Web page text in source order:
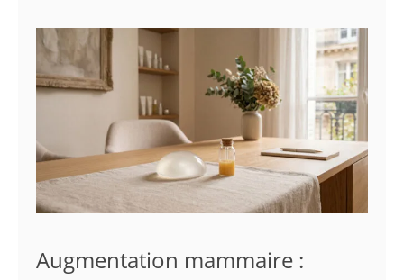
Augmentation mammaire :